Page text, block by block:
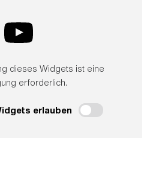
dieses Widgets ist eine
erforderlich.
erlauben